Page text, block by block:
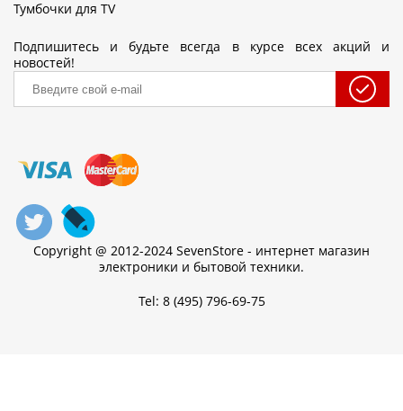
Тумбочки для TV
Подпишитесь и будьте всегда в курсе всех акций и
новостей!
Copyright @ 2012-2024 SevenStore - интернет магазин
электроники и бытовой техники.
Tel: 8 (495) 796-69-75